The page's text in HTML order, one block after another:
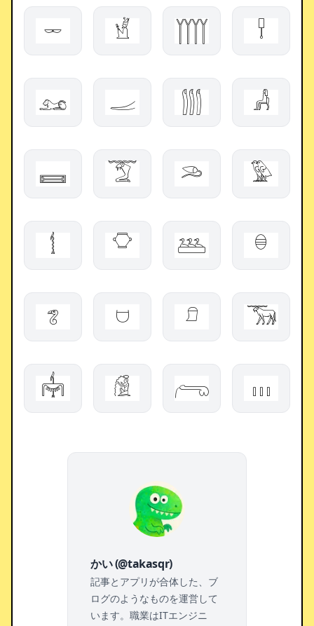
𓌔 𓁭 𓉾 𓍐
𓃭 𓐜 𓂯 𓀻
𓈛 𓄆 𓆺 𓅳
𓌁 𓎶 𓅹 𓎥
𓆂 𓈟 𓍔 𓃝
𓋡 𓀆 𓂺 𓏥
かい (@takasqr)
記事とアプリが合体した、ブ
ログのようなものを運営して
います。職業はITエンジニ